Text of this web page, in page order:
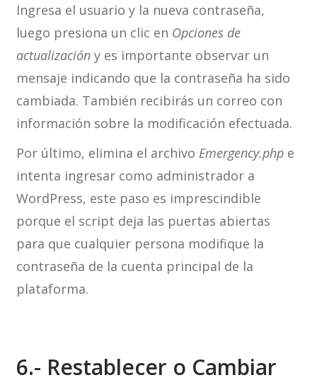
Ingresa el usuario y la nueva contraseña,
luego presiona un clic en Opciones de
actualizacióny es importante observar un
mensaje indicando que la contraseña ha sido
cambiada. También recibirás un correo con
información sobre la modificación efectuada.
Por último, elimina el archivo Emergency.php e
intenta ingresar como administrador a
WordPress, este paso es imprescindible
porque el script deja las puertas abiertas
para que cualquier persona modifique la
contraseña de la cuenta principal de la
plataforma.
6.- Restablecer o Cambiar